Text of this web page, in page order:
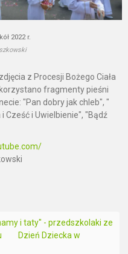
2022 r.
z Procesji Bożego Ciała
fragmenty pieśni
"Pan dobry jak chleb", "
Cześć i Uwielbienie", "Bądź
i taty" - przedszkolaki ze
Dzień Dziecka w